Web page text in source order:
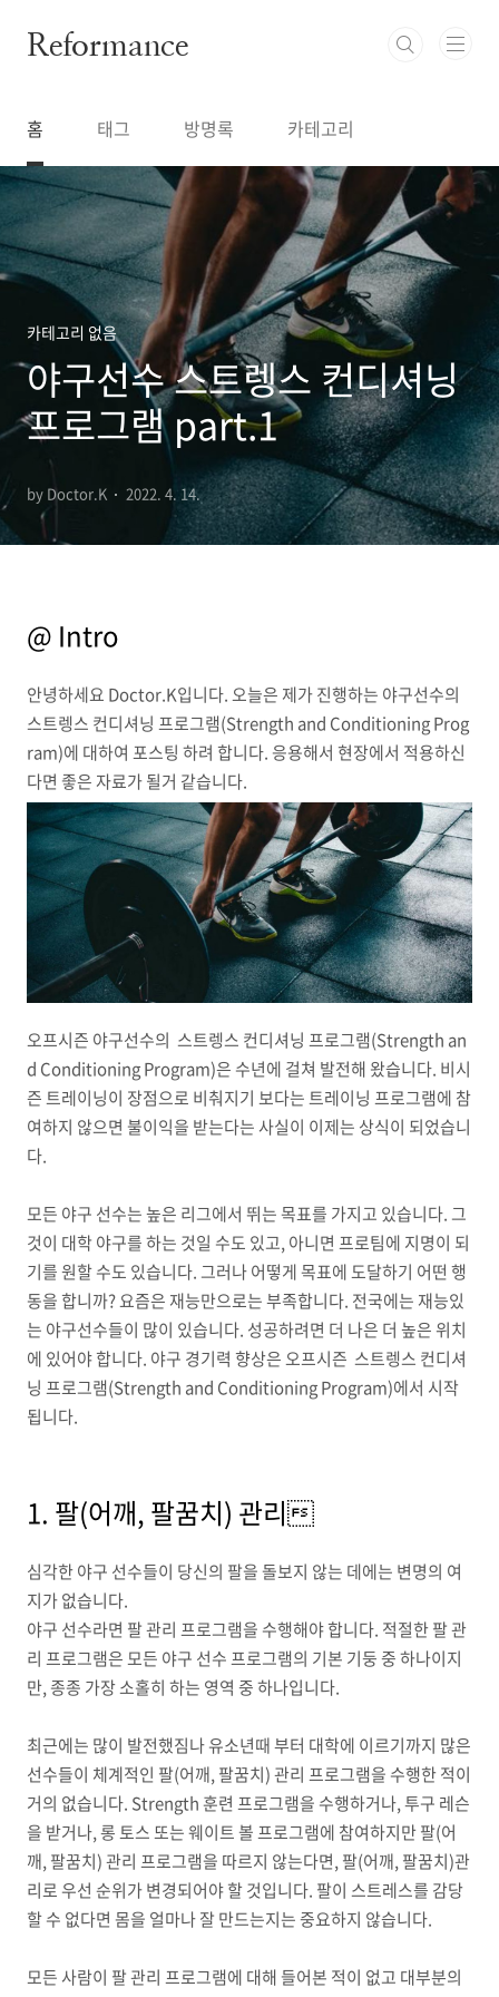
Reformance
홈 태그 방명록 카테고리
카테고리 없음
야구선수 스트렝스 컨디셔닝
프로그램 part.1
by Doctor.K 2022. 4. 14.
@ Intro
안녕하세요 Doctor.K입니다. 오늘은 제가 진행하는 야구선수의
스트렝스 컨디셔닝 프로그램(Strength and Conditioning Prog
ram)에 대하여 포스팅 하려 합니다. 응용해서 현장에서 적용하신
다면 좋은 자료가 될거 같습니다.
오프시즌 야구선수의 스트렝스 컨디셔닝 프로그램(Strength an
d Conditioning Program)은 수년에 걸쳐 발전해 왔습니다. 비시
즌 트레이닝이 장점으로 비춰지기 보다는 트레이닝 프로그램에 참
여하지 않으면 불이익을 받는다는 사실이 이제는 상식이 되었습니
다.
모든 야구 선수는 높은 리그에서 뛰는 목표를 가지고 있습니다. 그
것이 대학 야구를 하는 것일 수도 있고, 아니면 프로팀에 지명이 되
기를 원할 수도 있습니다. 그러나 어떻게 목표에 도달하기 어떤 행
동을 합니까?요즘은 재능만으로는 부족합니다. 전국에는 재능있
는 야구선수들이 많이 있습니다. 성공하려면 더 나은 더 높은 위치
에 있어야 합니다. 야구 경기력 향상은 오프시즌 스트렝스 컨디셔
닝 프로그램(Strength and Conditioning Program)에서 시작
됩니다.
1. 팔(어깨, 팔꿈치) 관리
심각한 야구 선수들이 당신의 팔을 돌보지 않는 데에는 변명의 여
지가 없습니다.
야구 선수라면 팔 관리 프로그램을 수행해야 합니다. 적절한 팔 관
리 프로그램은 모든 야구 선수 프로그램의 기본 기둥 중 하나이지
만, 종종 가장 소홀히 하는 영역 중 하나입니다.
최근에는 많이 발전했짐나 유소년때 부터 대학에 이르기까지 많은
선수들이 체계적인 팔(어깨, 팔꿈치) 관리 프로그램을 수행한 적이
거의 없습니다. Strength훈련 프로그램을 수행하거나, 투구 레슨
을 받거나, 롱 토스 또는웨이트 볼 프로그램에 참여하지만 팔(어
깨, 팔꿈치)관리 프로그램을 따르지 않는다면, 팔(어깨, 팔꿈치)관
리로 우선 순위가 변경되어야 할 것입니다. 팔이 스트레스를 감당
할 수 없다면 몸을 얼마나 잘 만드는지는 중요하지 않습니다.
모든 사람이 팔 관리 프로그램에 대해 들어본 적이 없고 대부분의